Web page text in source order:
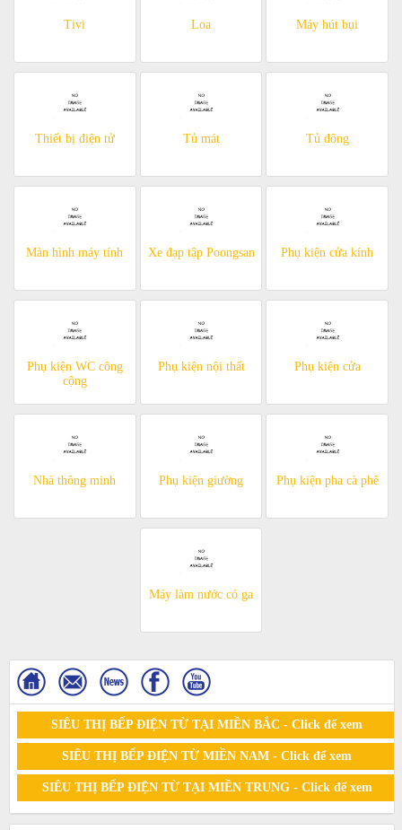
Tivi Loa Máy hút bụi
Thiết bị điện tử Tủ mát Tủ đông
Màn hình máy tính Xe đạp tập Poongsan Phụ kiện cửa kính
Phụ kiện WC công
cộng
Phụ kiện nội thất Phụ kiện cửa
Nhà thông minh Phụ kiện giường Phụ kiện pha cà phê
Máy làm nước có ga
SIÊU THỊ BẾP ĐIỆN TỪ TẠI MIỀN BẮC - Click để xem
SIÊU THỊ BẾP ĐIỆN TỪ MIỀN NAM - Click để xem
SIÊU THỊ BẾP ĐIỆN TỪ TẠI MIỀN TRUNG - Click để xem